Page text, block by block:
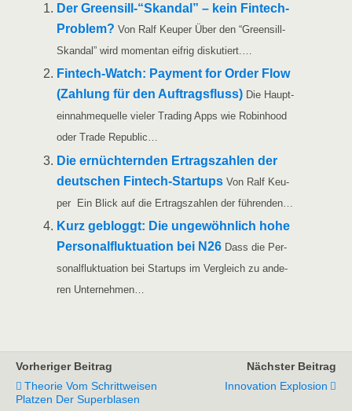
Der Greensill-“Skandal” – kein Fin­tech-
Pro­blem? Von Ralf Keu­per Über den “Greens­ill-
Skan­­dal” wird momen­tan eif­rig diskutiert.…
Fin­­tech-Watch: Pay­ment for Order Flow
(Zah­lung für den Auf­trags­fluss) Die Haupt­
ein­nah­me­quel­le vie­ler Tra­ding Apps wie Robin­hood
oder Trade Republic…
Die ernüch­tern­den Ertrags­zah­len der
deut­schen Fin­tech-Start­ups Von Ralf Keu­
per Ein Blick auf die Ertrags­zah­len der führenden…
Kurz gebloggt: Die unge­wöhn­lich hohe
Per­so­nal­fluk­tua­ti­on bei N26 Dass die Per­
so­nal­fluk­tua­ti­on bei Start­ups im Ver­gleich zu ande­
ren Unternehmen…
Vorheriger Beitrag
Theorie Vom Schrittweisen
Platzen Der Superblasen
Nächster Beitrag
Innovation Explosion